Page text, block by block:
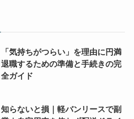
「気持ちがつらい」を理由に円満
退職するための準備と手続きの完
全ガイド
知らないと損｜軽バンリースで副